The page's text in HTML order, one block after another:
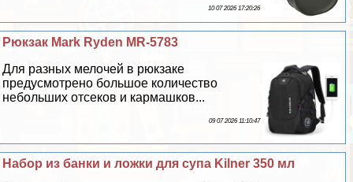
10 07 2026 17:20:26
Рюкзак Mark Ryden MR-5783
Для разных мелочей в рюкзаке
предусмотрено большое количество
небольших отсеков и кармашков...
09 07 2026 11:10:47
Набор из банки и ложки для супа Kilner 350 мл